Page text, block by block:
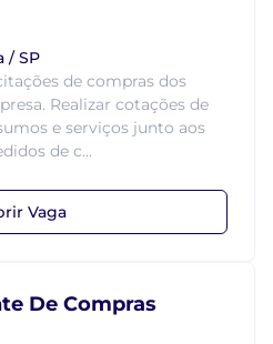
/ SP
de compras dos
Realizar cotações de
e serviços junto aos
de c...
Vaga
De Compras